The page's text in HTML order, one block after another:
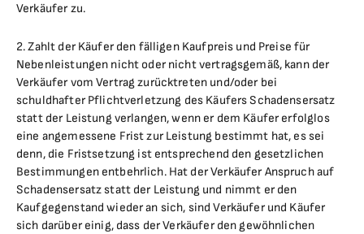
Verkäufer zu.
2. Zahlt der Käufer den fälligen Kaufpreis und Preise für
Nebenleistungen nicht oder nicht vertragsgemäß, kann der
Verkäufer vom Vertrag zurücktreten und/oder bei
schuldhafter Pflichtverletzung des Käufers Schadensersatz
statt der Leistung verlangen, wenn er dem Käufer erfolglos
eine angemessene Frist zur Leistung bestimmt hat, es sei
denn, die Fristsetzung ist entsprechend den gesetzlichen
Bestimmungen entbehrlich. Hat der Verkäufer Anspruch auf
Schadensersatz statt der Leistung und nimmt er den
Kaufgegenstand wieder an sich, sind Verkäufer und Käufer
sich darüber einig, dass der Verkäufer den gewöhnlichen